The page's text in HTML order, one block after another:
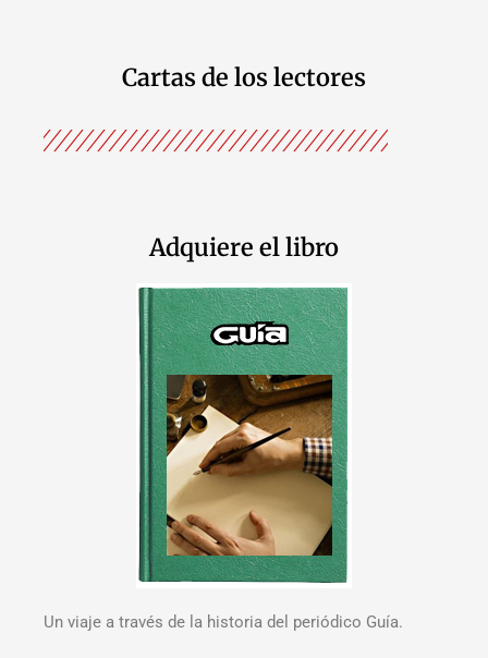
Cartas de los lectores
Adquiere el libro
Un viaje a través de la historia del periódico Guía.